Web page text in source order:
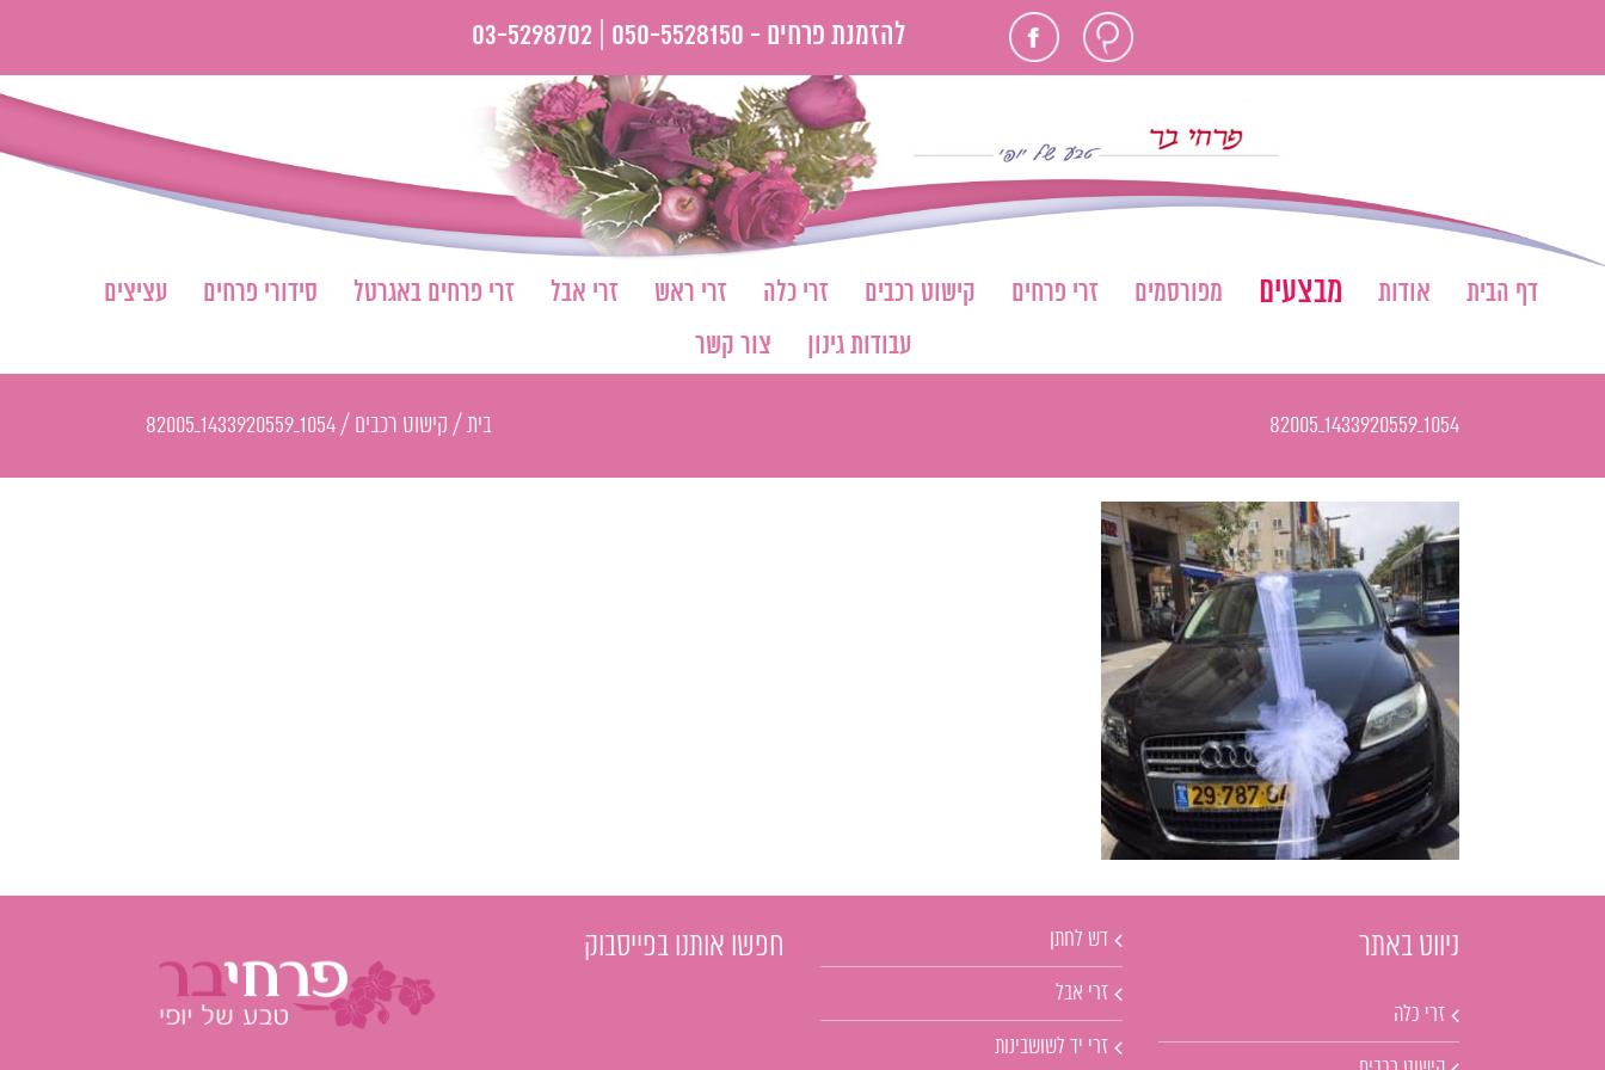
חוות
דעת
פייסבוק להזמנת פרחים - 050-5528150 |
03-5298702
דף הבית אודות מבצעים מפורסמים זרי פרחים קישוט רכבים זרי כלה זרי ראש זרי אבל זרי פרחים באגרטל סידורי פרחים
עציצים
עבודות גינון
צור קשר
1054_1433920559_82005 בית / קישוט רכבים /
1054_1433920559_82005
ניווט באתר
זרי כלה
דש לחתן
זרי אבל
זרי יד לשושבינות
חפשו אותנו בפייסבוק